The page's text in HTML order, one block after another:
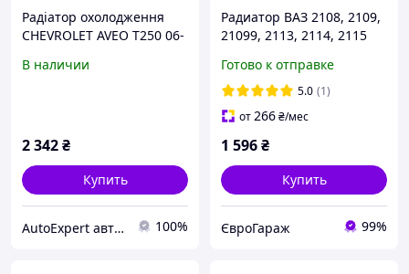
Радіатор охолодження
CHEVROLET AVEO T250 06-
Наложки немає
В наличии
2 342₴
Купить
АutoExpert автомагазин в Виннице 100%
Радиатор ВАЗ 2108, 2109,
21099, 2113, 2114, 2115
2108-1301012 2108-
1301012
Готово к отправке
5.0 (1)
от266₴/мес
1 596₴
Купить
ЄвроГараж 99%